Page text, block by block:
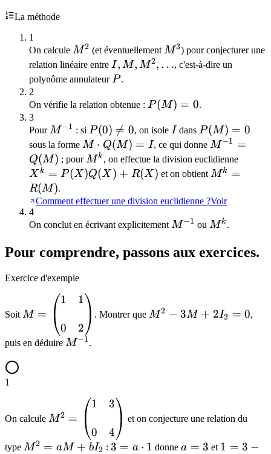
La méthode
1
On calcule M^2
M2 (et éventuellement M^3
M3) pour conjecturer une
relation linéaire entre I, M,
M^2,
I, M, M2, …, c'est-à-dire un
polynôme annulateurP
P.
2
On vérifie la relation obtenue : P(M)
P(M) = 0.
3
PourM^{-1}
M−1 : si P(0)
\neq
0
P(0) 
= 0, on isole I
I dans P(M)
= 0
P(M) = 0
sous la forme M
\cdot
Q(M)
M ⋅ Q(M) = I, ce qui donne M^{-1}
=
Q(M)
M−1 =
Q(M) ; pourM^k
Mk , on effectue la division euclidienne
=
X k = P(X)Q(X ) + R(X) et on obtient M^k
R(M)
Mk =
R(M).
Comment effectuer une division euclidienne ?Voir
4
On conclut en écrivant explicitement M^{-1}
M−1 ou M^k
Mk .
Pour comprendre, passons aux exercices.
Exercice d'exemple
Soit \begin{pmatrix}
1 & 1 \\\\ 0 & 2
\end{pmatrix}
M =
1
0
1
2
. Montrer que -M2 − 3M + 2I2 = 0,
puis en déduire M^{-1}
M−1.
1
On calcule \begin{pmatrix}
1 & 3 \\\\ 0 & 4
\end{pmatrix}
M2 =
1
0
3
4
et on conjecture une relation du
type M^2
M2 = aM + bI2 :3 = a
3 = a ⋅ 1 donnea
a = 3 et 1
1 = 3 −